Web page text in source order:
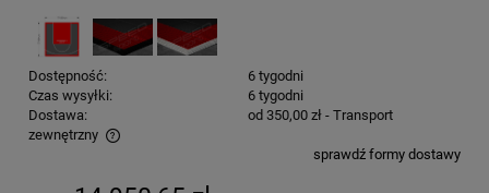
Dostępność:
6 tygodni
Czas wysyłki:
6 tygodni
Dostawa:
od 350,00 zł - Transport
zewnętrzny
Cena nie zawiera ewentualnych kosztów płatnościsprawdź formy dostawy